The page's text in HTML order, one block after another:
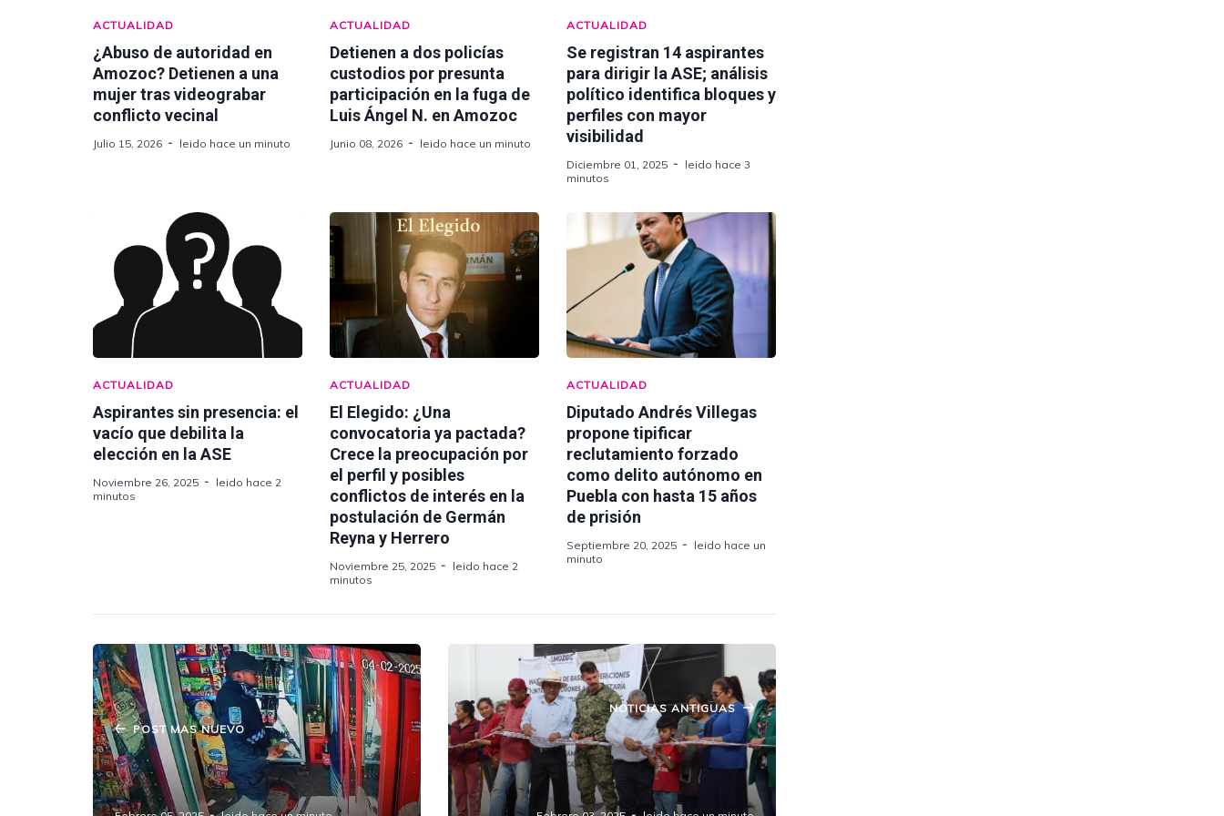
ACTUALIDAD
¿Abuso de autoridad en
Amozoc? Detienen a una
mujer tras videograbar
conflicto vecinal
Julio 15, 2026 leido hace un minuto
ACTUALIDAD
Detienen a dos policías
custodios por presunta
participación en la fuga de
Luis Ángel N. en Amozoc
Junio 08, 2026 leido hace un minuto
ACTUALIDAD
Se registran 14 aspirantes
para dirigir la ASE; análisis
político identifica bloques y
perfiles con mayor
visibilidad
Diciembre 01, 2025
leido hace 3
minutos
ACTUALIDAD
Aspirantes sin presencia: el
vacío que debilita la
elección en la ASE
Noviembre 26, 2025
leido hace 2
minutos
ACTUALIDAD
El Elegido: ¿Una
convocatoria ya pactada?
Crece la preocupación por
el perfil y posibles
conflictos de interés en la
postulación de Germán
Reyna y Herrero
Noviembre 25, 2025
leido hace 2
minutos
ACTUALIDAD
Diputado Andrés Villegas
propone tipificar
reclutamiento forzado
como delito autónomo en
Puebla con hasta 15 años
de prisión
Septiembre 20, 2025
leido hace un
minuto
POST MAS NUEVO
Falso Policía Auxiliar Acusado de
Asalto en Amozoc
NOTICIAS ANTIGUAS
Gobierno de Amozoc Apuesta por la
Seguridad: Inician Operaciones en
Nueva Base Militar